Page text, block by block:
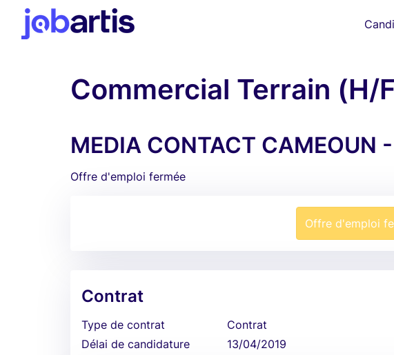
Commercial Terrain (H/
MEDIA CONTACT CAMEOUN
Offre d'emploi fermée
Offre d'emploi
Contrat
Type de contrat
Contrat
Délai de candidature
13/04/2019